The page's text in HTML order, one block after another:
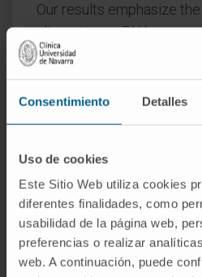
Consentimiento Detalles
Uso de cookies
Este Sitio Web utiliza cookies
diferentes finalidades, como
usabilidad de la página web,
preferencias o realizar
web. A continuación, puede
Our results emphasize
alternative scRNA-seq
lncRNAs that sheds light
CITA DEL ARTÍCULONat
54005-7.
VER PUBLICACIÓN EN PUBMED